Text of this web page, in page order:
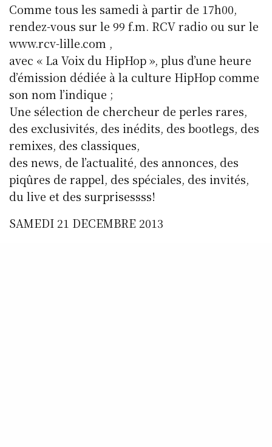
Comme tous les samedi à partir de 17h00,
rendez-vous sur le 99 f.m. RCV radio ou sur le
www.rcv-lille.com ,
avec « La Voix du HipHop », plus d’une heure
d’émission dédiée à la culture HipHop comme
son nom l’indique ;
Une sélection de chercheur de perles rares,
des exclusivités, des inédits, des bootlegs, des
remixes, des classiques,
des news, de l’actualité, des annonces, des
piqûres de rappel, des spéciales, des invités,
du live et des surprisessss!
SAMEDI 21 DECEMBRE 2013